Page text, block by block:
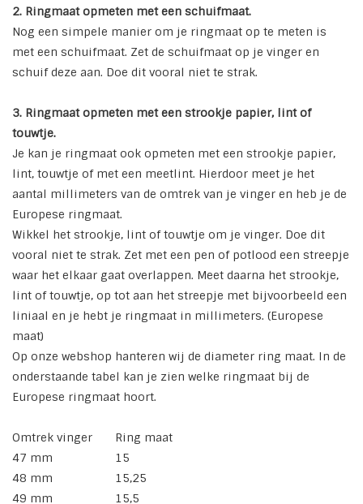
2. Ringmaat opmeten met een schuifmaat.
Nog een simpele manier om je ringmaat op te meten is
met een schuifmaat. Zet de schuifmaat op je vinger en
schuif deze aan. Doe dit vooral niet te strak.
3. Ringmaat opmeten met een strookje papier, lint of
touwtje.
Je kan je ringmaat ook opmeten met een strookje papier,
lint, touwtje of met een meetlint. Hierdoor meet je het
aantal millimeters van de omtrek van je vinger en heb je de
Europese ringmaat.
Wikkel het strookje, lint of touwtje om je vinger. Doe dit
vooral niet te strak. Zet met een pen of potlood een streepje
waar het elkaar gaat overlappen. Meet daarna het strookje,
lint of touwtje, op tot aan het streepje met bijvoorbeeld een
liniaal en je hebt je ringmaat in millimeters. (Europese
maat)
Op onze webshop hanteren wij de diameter ring maat. In de
onderstaande tabel kan je zien welke ringmaat bij de
Europese ringmaat hoort.
Omtrek vinger
Ring maat
47 mm
15
48 mm
15,25
49 mm
15,5